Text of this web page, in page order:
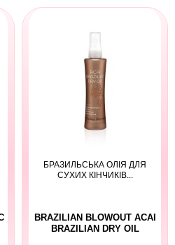
БРАЗИЛЬСЬКА ОЛІЯ ДЛЯ
СУХИХ КІНЧИКІВ...
BRAZILIAN BLOWOUT ACAI
BRAZILIAN DRY OIL